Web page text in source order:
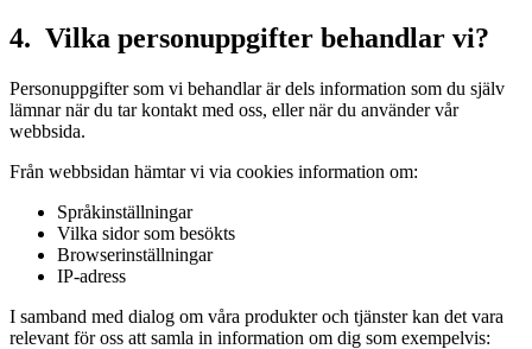
4. Vilka personuppgifter behandlar vi?
Personuppgifter som vi behandlar är dels information som du själv
lämnar när du tar kontakt med oss, eller när du använder vår
webbsida.
Från webbsidan hämtar vi via cookies information om:
Språkinställningar
Vilka sidor som besökts
Browserinställningar
IP-adress
I samband med dialog om våra produkter och tjänster kan det vara
relevant för oss att samla in information om dig som exempelvis: